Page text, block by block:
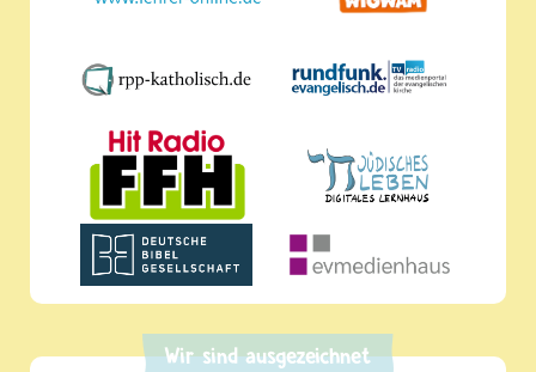
Wir sind ausgezeichnet